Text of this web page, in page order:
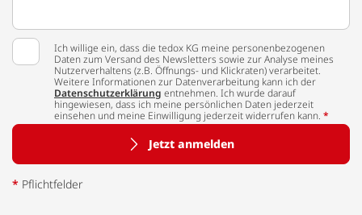
Ich willige ein, dass die tedox KG meine personenbezogenen
Daten zum Versand des Newsletters sowie zur Analyse meines
Nutzerverhaltens (z.B. Öffnungs- und Klickraten) verarbeitet.
Weitere Informationen zur Datenverarbeitung kann ich der
Datenschutzerklärung entnehmen. Ich wurde darauf
hingewiesen, dass ich meine persönlichen Daten jederzeit
einsehen und meine Einwilligung jederzeit widerrufen kann. *
Jetzt anmelden
* Pflichtfelder